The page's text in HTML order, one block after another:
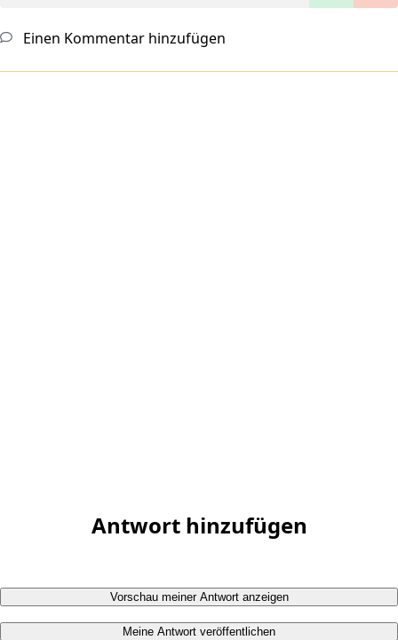
Einen Kommentar hinzufügen
Antwort hinzufügen
Vorschau meiner Antwort anzeigen
Meine Antwort veröffentlichen